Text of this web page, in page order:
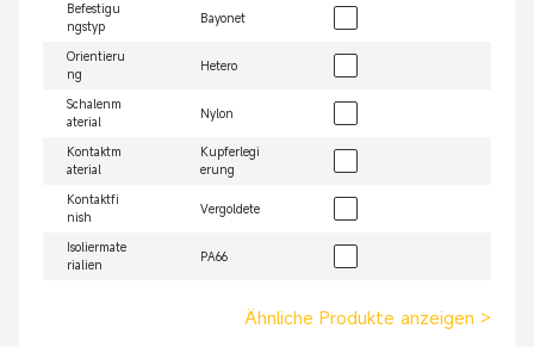
Befestigu
ngstyp
Bayonet
Orientieru
ng
Hetero
Schalenm
aterial
Nylon
Kontaktm
aterial
Kupferlegi
erung
Kontaktfi
nish
Vergoldete
Isoliermate
rialien
PA66
Ähnliche Produkte anzeigen >